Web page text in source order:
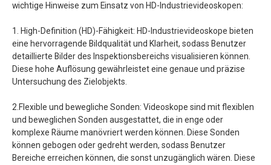
wichtige Hinweise zum Einsatz von HD-Industrievideoskopen:
1. High-Definition (HD)-Fähigkeit: HD-Industrievideoskope bieten
eine hervorragende Bildqualität und Klarheit, sodass Benutzer
detaillierte Bilder des Inspektionsbereichs visualisieren können.
Diese hohe Auflösung gewährleistet eine genaue und präzise
Untersuchung des Zielobjekts.
2.Flexible und bewegliche Sonden: Videoskope sind mit flexiblen
und beweglichen Sonden ausgestattet, die in enge oder
komplexe Räume manövriert werden können. Diese Sonden
können gebogen oder gedreht werden, sodass Benutzer
Bereiche erreichen können, die sonst unzugänglich wären. Diese